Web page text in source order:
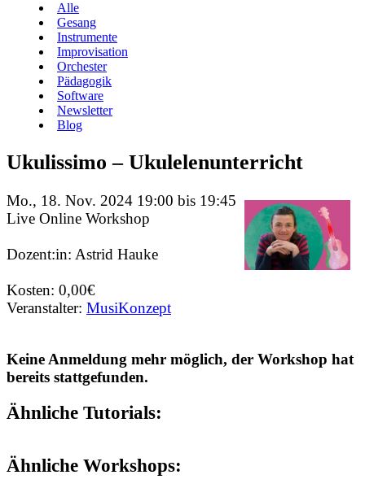
Alle
Gesang
Instrumente
Improvisation
Orchester
Pädagogik
Software
Newsletter
Blog
Ukulissimo – Ukulelenunterricht
Mo., 18. Nov. 2024 19:00 bis 19:45
Live Online Workshop
Dozent:in: Astrid Hauke
Kosten: 0,00€
Veranstalter: MusiKonzept
Keine Anmeldung mehr möglich, der Workshop hat
bereits stattgefunden.
Ähnliche Tutorials:
Ähnliche Workshops: